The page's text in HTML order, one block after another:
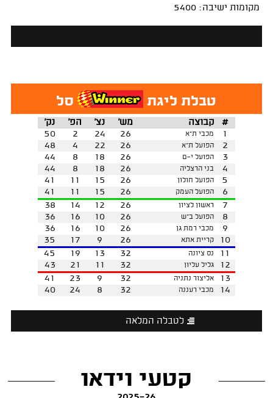
מקומות ישיבה: 5400
טבלת ליגת סל
נק' הפ' נצ' מש' קבוצה
#
50
2 24 26 מכבי ת"א
1
48
4 22 26 הפועל ת"א
2
44
8 18 26 הפועל י-ם
3
44
8 18 26 בני הרצליה
4
41
11 15 26 הפועל חולון
5
41
11 15 26 הפועל העמק
6
38
14 12 26 ראשון לציון
7
36
16 10 26 הפועל ב"ש
8
36
16 10 26 מכבי רמת גן
9
35
17 9 26 קריית אתא
10
45
19 13 32 נס ציונה
11
43
21 11 32 גליל עליון
12
41
23 9 32 אליצור נתניה
13
40
24 8 32 מכבי רעננה 14
לטבלה המלאה
קטעי וידאו